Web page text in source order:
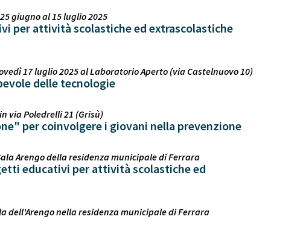
giugno al 15 luglio 2025
per attività scolastiche ed extrascolastiche
17 luglio 2025 al Laboratorio Aperto (via Castelnuovo 10)
delle tecnologie
via Poledrelli 21 (Grisù)
per coinvolgere i giovani nella prevenzione
Arengo della residenza municipale di Ferrara
educativi per attività scolastiche ed
dell'Arengo nella residenza municipale di Ferrara